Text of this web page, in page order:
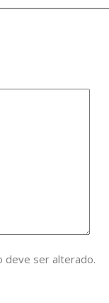
deve ser alterado.